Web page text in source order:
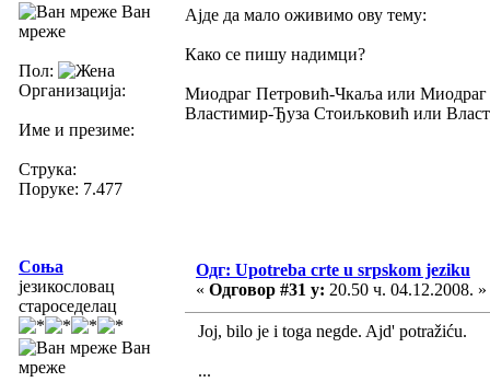
Ван
мреже
Пол:
Организација:
Име и презиме:
Струка:
Поруке: 7.477
Ајде да мало оживимо ову тему:
Како се пишу надимци?
Миодраг Петровић-Чкаља или Миодраг
Властимир-Ђуза Стоиљковић или
Соња
језикословац
староседелац
Ван
мреже
Одг: Upotreba crte u srpskom jeziku
« Одговор #31 у: 20.50 ч. 04.12.2008. »
Joj, bilo je i toga negde. Ajd' potražiću.
...